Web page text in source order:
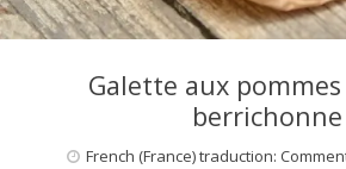
Galette aux
berrichonne
French (France) traduction: